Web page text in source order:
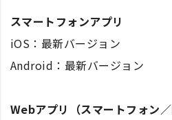
スマートフォンアプリ
iOS：最新バージョン
Android：最新バージョン
Webアプリ（スマートフォン／